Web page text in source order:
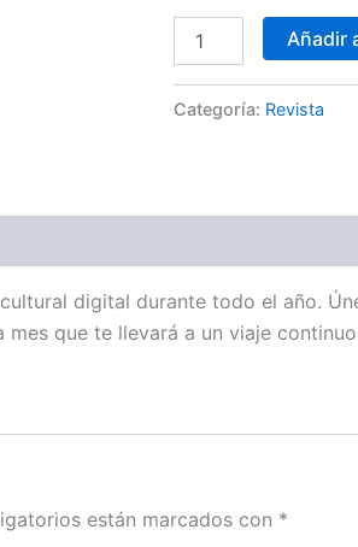
Añadir
Categoría: Revista
digital durante todo el año.
que te llevará a un viaje
están marcados con *